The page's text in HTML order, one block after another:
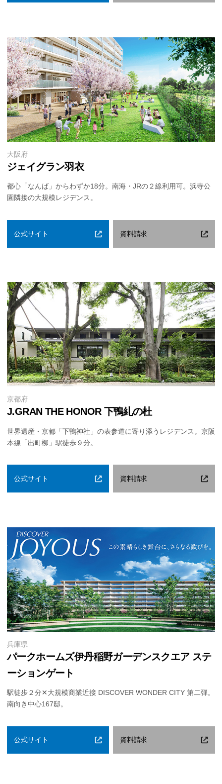
大阪府
ジェイグラン羽衣
都心「なんば」からわずか18分。南海・JRの２線利用可。浜寺公
園隣接の大規模レジデンス。
公式サイト 資料請求
京都府
J.GRAN THE HONOR 下鴨糺の杜
世界遺産・京都「下鴨神社」の表参道に寄り添うレジデンス。京阪
本線「出町柳」駅徒歩９分。
公式サイト 資料請求
兵庫県
パークホームズ伊丹稲野ガーデンスクエア ステ
ーションゲート
駅徒歩２分✕大規模商業近接 DISCOVER WONDER CITY 第二弾。
南向き中心167邸。
公式サイト 資料請求